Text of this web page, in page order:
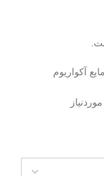
آکواریوم